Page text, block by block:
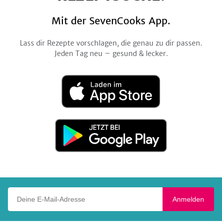
Mit der SevenCooks App.
Lass dir Rezepte vorschlagen, die genau zu dir passen.
Jeden Tag neu – gesund & lecker.
Laden
im
App
Jetzt
Google
Anmelden